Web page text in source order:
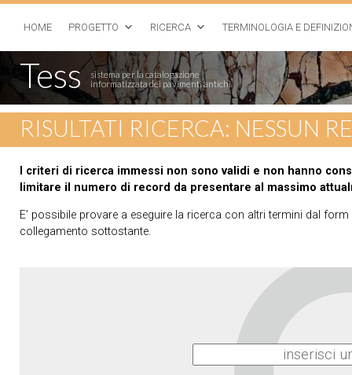
HOME PROGETTO RICERCA TERMINOLOGIA E
Tess
sistema per la catalogazione
informatizzata dei pavimenti antichi
RISULTATI RICERCA: NESSUN
I criteri di ricerca immessi non sono validi e non hanno
limitare il numero di record da presentare al massimo
E’ possibile provare a eseguire la ricerca con altri termini dal
collegamento sottostante.